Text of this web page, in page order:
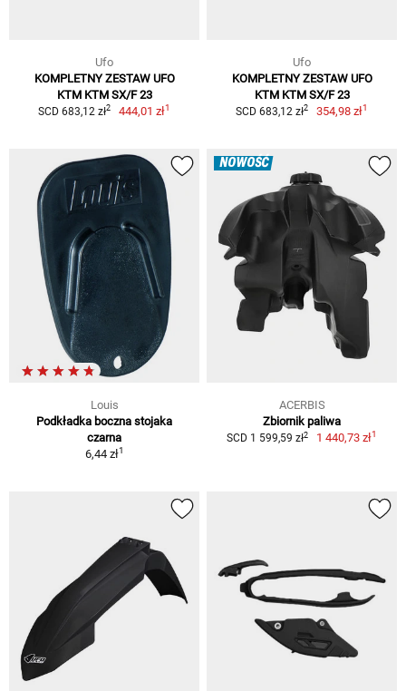
Ufo
KOMPLETNY ZESTAW UFO
KTM KTM SX/F 23
SCD 683,12 zł2 444,01 zł1
Ufo
KOMPLETNY ZESTAW UFO
KTM KTM SX/F 23
SCD 683,12 zł2 354,98 zł1
Louis
Podkładka boczna stojaka
czarna
6,44 zł1
NOWOŚĆ
ACERBIS
Zbiornik paliwa
SCD 1 599,59 zł2 1 440,73 zł1